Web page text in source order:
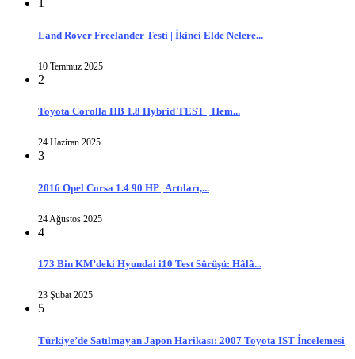
1
Land Rover Freelander Testi | İkinci Elde Nelere...
10 Temmuz 2025
2
Toyota Corolla HB 1.8 Hybrid TEST | Hem...
24 Haziran 2025
3
2016 Opel Corsa 1.4 90 HP | Artıları,...
24 Ağustos 2025
4
173 Bin KM’deki Hyundai i10 Test Sürüşü: Hâlâ...
23 Şubat 2025
5
Türkiye’de Satılmayan Japon Harikası: 2007 Toyota IST İncelemesi